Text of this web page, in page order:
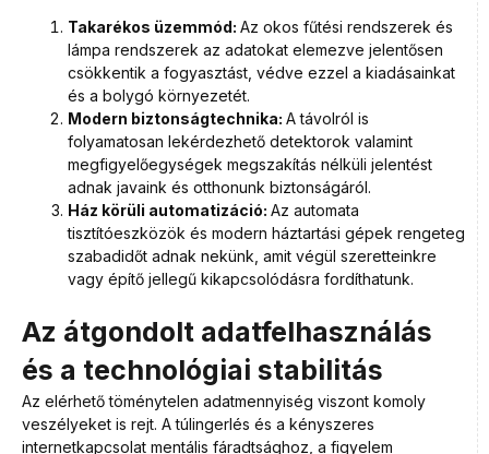
Takarékos üzemmód: Az okos fűtési rendszerek és
lámpa rendszerek az adatokat elemezve jelentősen
csökkentik a fogyasztást, védve ezzel a kiadásainkat
és a bolygó környezetét.
Modern biztonságtechnika: A távolról is
folyamatosan lekérdezhető detektorok valamint
megfigyelőegységek megszakítás nélküli jelentést
adnak javaink és otthonunk biztonságáról.
Ház körüli automatizáció: Az automata
tisztítóeszközök és modern háztartási gépek rengeteg
szabadidőt adnak nekünk, amit végül szeretteinkre
vagy építő jellegű kikapcsolódásra fordíthatunk.
Az átgondolt adatfelhasználás
és a technológiai stabilitás
Az elérhető töménytelen adatmennyiség viszont komoly
veszélyeket is rejt. A túlingerlés és a kényszeres
internetkapcsolat mentális fáradtsághoz, a figyelem